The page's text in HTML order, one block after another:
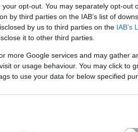
opt-out. You may separately opt-out
by third parties on the IAB’s list of
by us to third parties on the IAB’s
it to other third parties.
more Google services and may gather
or usage behaviour. You may click to
to use your data for below specified